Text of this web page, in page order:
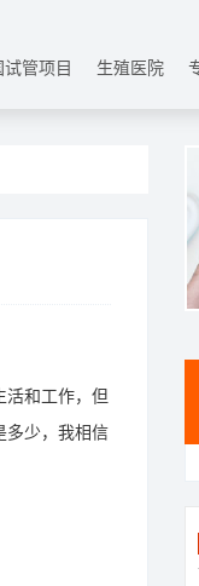
试管项目 生殖医院
和工作，但
多少，我相信